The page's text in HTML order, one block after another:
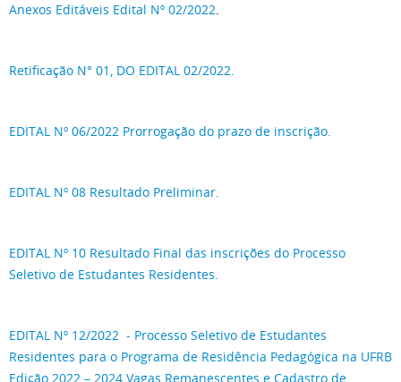
Anexos Editáveis Edital Nº 02/2022.
Retificação N° 01, DO EDITAL 02/2022.
EDITAL Nº 06/2022 Prorrogação do prazo de inscrição.
EDITAL Nº 08 Resultado Preliminar.
EDITAL Nº 10 Resultado Final das inscrições do Processo
Seletivo de Estudantes Residentes.
EDITAL Nº 12/2022 - Processo Seletivo de Estudantes
Residentes para o Programa de Residência Pedagógica na UFRB
Edição 2022 – 2024 Vagas Remanescentes e Cadastro de